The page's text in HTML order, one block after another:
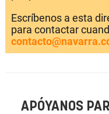
Escríbenos a esta
para contactar
APÓYANOS